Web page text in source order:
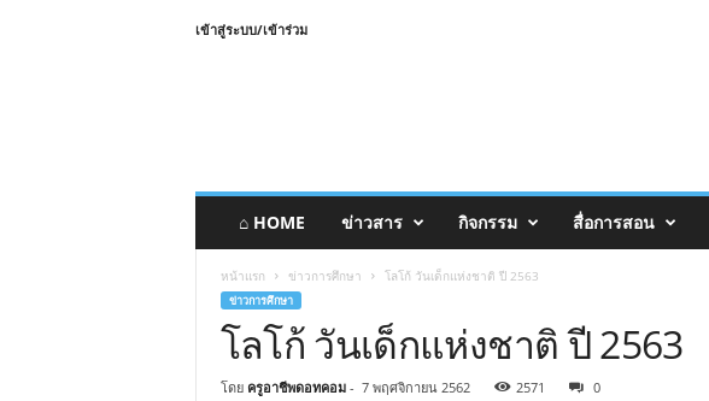
เข้าสู่ระบบ/เข้าร่วม
⌂ HOME ข่าวสาร กิจกรรม สื่อการสอน
หน้าแรก ข่าวการศึกษา โลโก้ วันเด็กแห่งชาติ ปี 2563
ข่าวการศึกษา
โลโก้ วันเด็กแห่งชาติ ปี 2563
โดย ครูอาชีพดอทคอม- 7 พฤศจิกายน 2562 2571 0